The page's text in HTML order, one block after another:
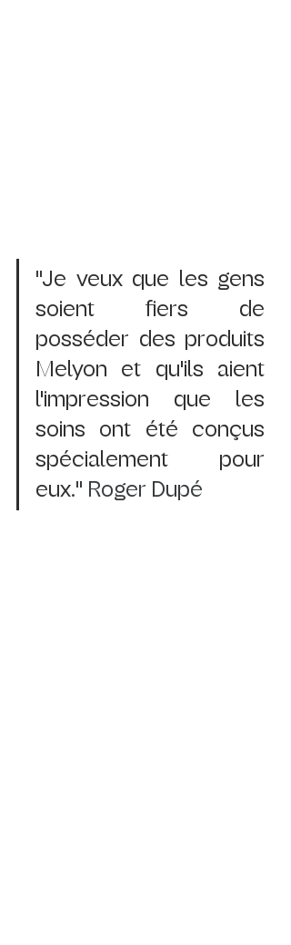
"Je veux que les gens
soient fiers de
posséder des produits
Melyon et qu'ils aient
l'impression que les
soins ont été conçus
spécialement pour
eux." Roger Dupé